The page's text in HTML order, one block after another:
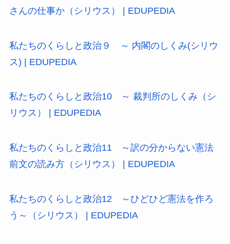
さんの仕事か（シリウス） | EDUPEDIA
私たちのくらしと政治９ ～ 内閣のしくみ(シリウ
ス) | EDUPEDIA
私たちのくらしと政治10 ～ 裁判所のしくみ（シ
リウス） | EDUPEDIA
私たちのくらしと政治11 ～訳の分からない憲法
前文の読み方（シリウス） | EDUPEDIA
私たちのくらしと政治12 ～ひどひど憲法を作ろ
う～（シリウス） | EDUPEDIA